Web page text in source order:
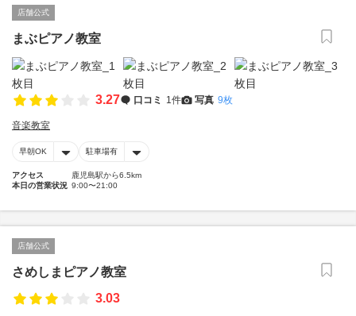
店舗公式
まぶピアノ教室
3.27 口コミ 1件 写真 9枚
音楽教室
早朝OK 駐車場有
アクセス
鹿児島駅から6.5km
本日の営業状況 9:00〜21:00
店舗公式
さめしまピアノ教室
3.03